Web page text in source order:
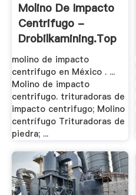
Molino De Impacto
Centrifugo -
Drobilkamining.top
molino de impacto
centrifugo en México . ...
Molino de impacto
centrifugo. trituradoras de
impacto centrifugo; Molino
centrífugo Trituradoras de
piedra; ...